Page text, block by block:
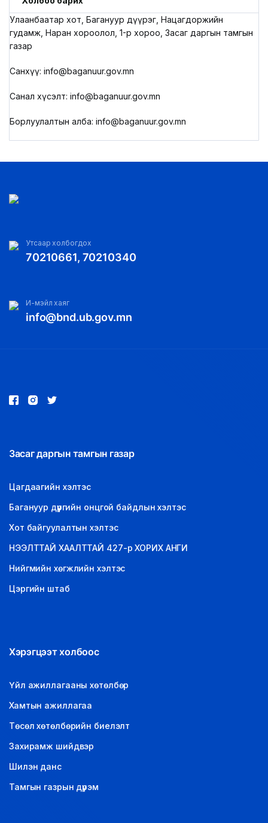
Улаанбаатар хот, Багануур дүүрэг, Нацагдоржийн
гудамж, Наран хороолол, 1-р хороо, Засаг даргын тамгын
газар
Санхүү: info@baganuur.gov.mn
Санал хүсэлт: info@baganuur.gov.mn
Борлуулалтын алба: info@baganuur.gov.mn
Утсаар холбогдох
70210661, 70210340
И-мэйл хаяг
info@bnd.ub.gov.mn
Засаг даргын тамгын газар
Цагдаагийн хэлтэс
Багануур дүүргийн онцгой байдлын хэлтэс
Хот байгуулалтын хэлтэс
НЭЭЛТТАЙ ХААЛТТАЙ 427-р ХОРИХ АНГИ
Нийгмийн хөгжлийн хэлтэс
Цэргийн штаб
Хэрэгцээт холбоос
Үйл ажиллагааны хөтөлбөр
Хамтын ажиллагаа
Төсөл хөтөлбөрийн биелэлт
Захирамж шийдвэр
Шилэн данс
Тамгын газрын дүрэм